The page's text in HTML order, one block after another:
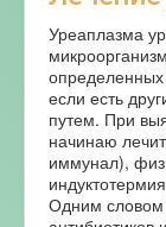
Уреаплазма
определенных
если есть
путем. При
начинаю
иммунал),
Одним словом